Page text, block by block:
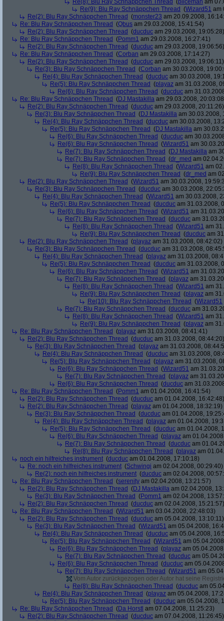
Re(8): Blu Ray Schnäppchen Thread (piiceman am
Re(9): Blu Ray Schnäppchen Thread (Wizard51 am
Re(2): Blu Ray Schnäppchen Thread (monster23 am 20.09.2008,
Re: Blu Ray Schnäppchen Thread (Qbus am 29.03.2008, 15:41:54)
Re(2): Blu Ray Schnäppchen Thread (ducduc am 29.03.2008, 19:05:28)
Re: Blu Ray Schnäppchen Thread (Pomm1 am 29.03.2008, 16:27:41)
Re(2): Blu Ray Schnäppchen Thread (ducduc am 29.03.2008, 19:06:56)
Re: Blu Ray Schnäppchen Thread (Corban am 29.03.2008, 17:14:27)
Re(2): Blu Ray Schnäppchen Thread (ducduc am 29.03.2008, 19:06:11)
Re(3): Blu Ray Schnäppchen Thread (Corban am 30.03.2008,
Re(4): Blu Ray Schnäppchen Thread (ducduc am 30.03.2008,
Re(5): Blu Ray Schnäppchen Thread (playaz am 31.03.2008,
Re(6): Blu Ray Schnäppchen Thread (ducduc am
Re: Blu Ray Schnäppchen Thread (DJ Mastakilla am 29.03.2008,
Re(2): Blu Ray Schnäppchen Thread (ducduc am 29.03.2008, 20:11:26)
Re(3): Blu Ray Schnäppchen Thread (DJ Mastakilla am 30.03.2008,
Re(4): Blu Ray Schnäppchen Thread (ducduc am 30.03.2008,
Re(5): Blu Ray Schnäppchen Thread (DJ Mastakilla am
Re(6): Blu Ray Schnäppchen Thread (ducduc am
Re(6): Blu Ray Schnäppchen Thread (Wizard51 am
Re(7): Blu Ray Schnäppchen Thread (DJ Mastakilla am
Re(7): Blu Ray Schnäppchen Thread (dr_med am
Re(8): Blu Ray Schnäppchen Thread (Wizard51 am
Re(9): Blu Ray Schnäppchen Thread (dr_med am
Re(2): Blu Ray Schnäppchen Thread (Wizard51 am 30.03.2008,
Re(3): Blu Ray Schnäppchen Thread (ducduc am 30.03.2008,
Re(4): Blu Ray Schnäppchen Thread (Wizard51 am 30.03.2008,
Re(5): Blu Ray Schnäppchen Thread (ducduc am 31.03.2008,
Re(6): Blu Ray Schnäppchen Thread (Wizard51 am
Re(7): Blu Ray Schnäppchen Thread (ducduc am
Re(8): Blu Ray Schnäppchen Thread (Wizard51 am
Re(9): Blu Ray Schnäppchen Thread (ducduc am
Re(2): Blu Ray Schnäppchen Thread (playaz am 31.03.2008, 08:42:02)
Re(3): Blu Ray Schnäppchen Thread (ducduc am 31.03.2008,
Re(4): Blu Ray Schnäppchen Thread (playaz am 31.03.2008,
Re(5): Blu Ray Schnäppchen Thread (ducduc am 31.03.2008,
Re(6): Blu Ray Schnäppchen Thread (Wizard51 am
Re(7): Blu Ray Schnäppchen Thread (playaz am
Re(8): Blu Ray Schnäppchen Thread (Wizard51 am
Re(9): Blu Ray Schnäppchen Thread (playaz am
Re(10): Blu Ray Schnäppchen Thread (Wizard51
Re(7): Blu Ray Schnäppchen Thread (ducduc am
Re(8): Blu Ray Schnäppchen Thread (Wizard51 am
Re(9): Blu Ray Schnäppchen Thread (playaz am
Re: Blu Ray Schnäppchen Thread (playaz am 31.03.2008, 08:41:41)
Re(2): Blu Ray Schnäppchen Thread (ducduc am 31.03.2008, 08:44:20)
Re(3): Blu Ray Schnäppchen Thread (playaz am 31.03.2008,
Re(4): Blu Ray Schnäppchen Thread (ducduc am 31.03.2008,
Re(5): Blu Ray Schnäppchen Thread (playaz am 31.03.2008,
Re(6): Blu Ray Schnäppchen Thread (Wizard51 am
Re(7): Blu Ray Schnäppchen Thread (playaz am
Re(6): Blu Ray Schnäppchen Thread (ducduc am
Re: Blu Ray Schnäppchen Thread (Pomm1 am 01.04.2008, 16:41:54)
Re(2): Blu Ray Schnäppchen Thread (ducduc am 01.04.2008, 16:42:48)
Re(2): Blu Ray Schnäppchen Thread (playaz am 01.04.2008, 18:32:19)
Re(3): Blu Ray Schnäppchen Thread (ducduc am 01.04.2008,
Re(4): Blu Ray Schnäppchen Thread (playaz am 01.04.2008,
Re(5): Blu Ray Schnäppchen Thread (ducduc am 01.04.2008,
Re(6): Blu Ray Schnäppchen Thread (playaz am
Re(7): Blu Ray Schnäppchen Thread (ducduc am
Re(8): Blu Ray Schnäppchen Thread (playaz am
noch ein hilfreiches instrument (ducduc am 01.04.2008, 17:10:18)
Re: noch ein hilfreiches instrument (Schwingi am 02.04.2008, 00:29:40)
Re(2): noch ein hilfreiches instrument (ducduc am 02.04.2008,
Re: Blu Ray Schnäppchen Thread (serenity am 02.04.2008, 13:21:57)
Re(2): Blu Ray Schnäppchen Thread (DJ Mastakilla am 02.04.2008,
Re(3): Blu Ray Schnäppchen Thread (Pomm1 am 02.04.2008,
Re(2): Blu Ray Schnäppchen Thread (ducduc am 02.04.2008, 15:21:57)
Re: Blu Ray Schnäppchen Thread (Wizard51 am 03.04.2008, 22:48:03)
Re(2): Blu Ray Schnäppchen Thread (ducduc am 05.04.2008, 13:10:11)
Re(3): Blu Ray Schnäppchen Thread (Wizard51 am 05.04.2008,
Re(4): Blu Ray Schnäppchen Thread (ducduc am 05.04.2008,
Re(5): Blu Ray Schnäppchen Thread (Wizard51 am
Re(6): Blu Ray Schnäppchen Thread (playaz am
Re(7): Blu Ray Schnäppchen Thread (ducduc am
Re(6): Blu Ray Schnäppchen Thread (ducduc am
Re(7): Blu Ray Schnäppchen Thread (Wizard51 am
Vom Autor zurückgezogen oder Autor hat seine
Re(8): Blu Ray Schnäppchen Thread (ducduc am
Re(4): Blu Ray Schnäppchen Thread (playaz am 05.04.2008,
Re(5): Blu Ray Schnäppchen Thread (ducduc am 05.04.2008,
Re: Blu Ray Schnäppchen Thread (Da Horstl am 07.04.2008, 11:25:23)
Re(2): Blu Ray Schnäppchen Thread (ducduc am 07.04.2008, 11:26:45)